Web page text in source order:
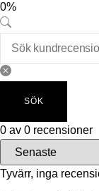
0%
SÖK
0 av 0 recensioner
Tyvärr, inga